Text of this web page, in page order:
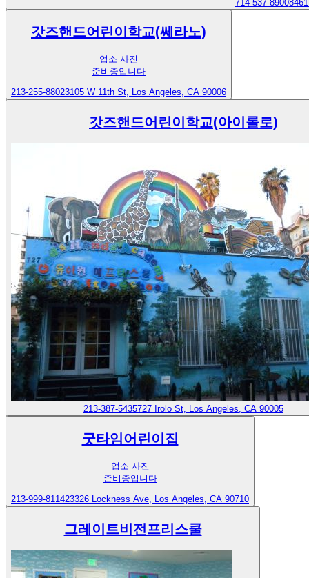
714-537-8900
갓즈핸드어린이학교(쎄라노)
업소 사진
준비중입니다
213-255-88023105 W 11th St, Los Angeles, CA 90006
갓즈핸드어린이학교(아이롤로)
213-387-5435727 Irolo St, Los Angeles, CA 90005
굿타임어린이집
업소 사진
준비중입니다
213-999-811423326 Lockness Ave, Los Angeles, CA 90710
그레이트비전프리스쿨